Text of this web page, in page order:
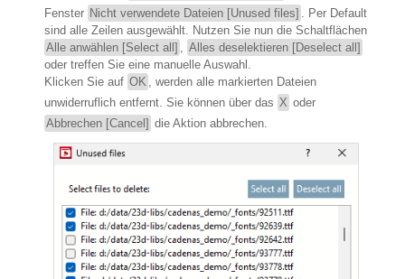
Fenster Nicht verwendete Dateien [Unused files]
. Per Default
sind alle Zeilen ausgewählt. Nutzen Sie nun die Schaltflächen
Alle anwählen [Select all]
Alles deselektieren [Deselect all]
oder treffen Sie eine manuelle Auswahl.
Klicken Sie auf OK
, werden alle markierten Dateien
unwiderruflich entfernt. Sie können über das X oder
Abbrechen [Cancel] die Aktion abbrechen.